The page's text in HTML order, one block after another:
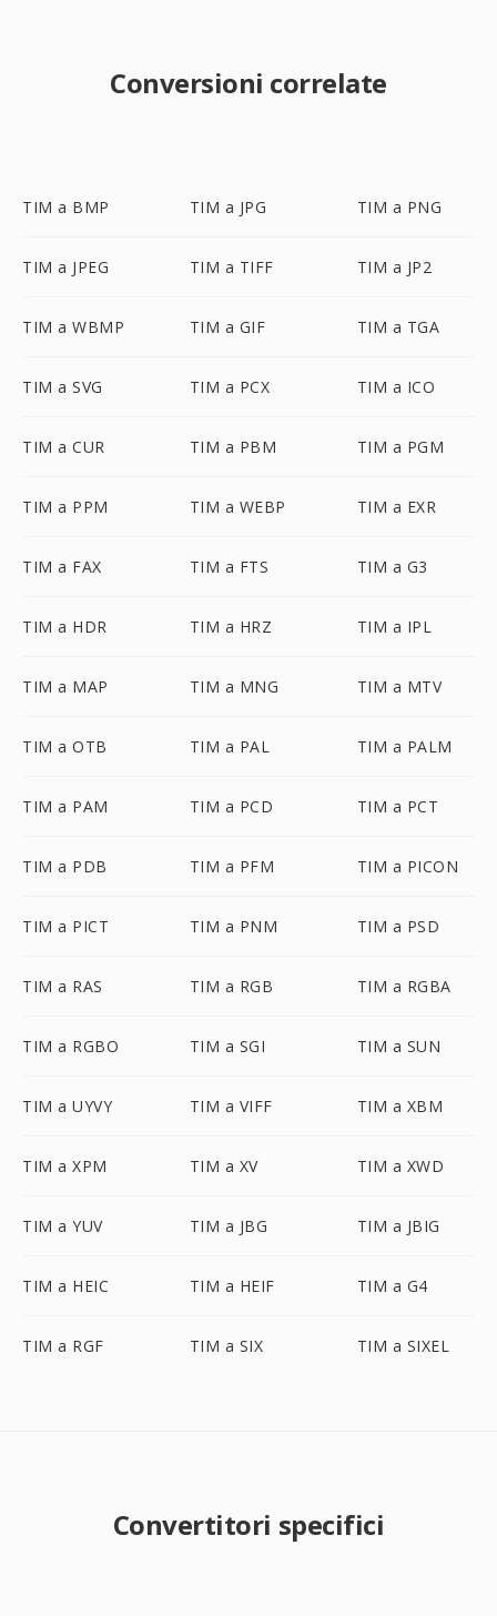
Conversioni correlate
TIM a BMP TIM a JPG TIM a PNG
TIM a JPEG TIM a TIFF TIM a JP2
TIM a WBMP TIM a GIF TIM a TGA
TIM a SVG TIM a PCX TIM a ICO
TIM a CUR TIM a PBM TIM a PGM
TIM a PPM TIM a WEBP TIM a EXR
TIM a FAX TIM a FTS TIM a G3
TIM a HDR TIM a HRZ TIM a IPL
TIM a MAP TIM a MNG TIM a MTV
TIM a OTB TIM a PAL TIM a PALM
TIM a PAM TIM a PCD TIM a PCT
TIM a PDB TIM a PFM TIM a PICON
TIM a PICT TIM a PNM TIM a PSD
TIM a RAS TIM a RGB TIM a RGBA
TIM a RGBO TIM a SGI TIM a SUN
TIM a UYVY TIM a VIFF TIM a XBM
TIM a XPM TIM a XV TIM a XWD
TIM a YUV TIM a JBG TIM a JBIG
TIM a HEIC TIM a HEIF TIM a G4
TIM a RGF TIM a SIX TIM a SIXEL
Convertitori specifici